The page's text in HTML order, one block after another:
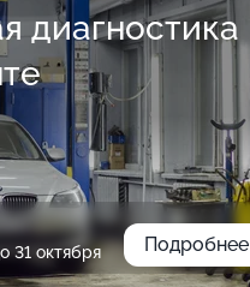
диагностика
31 октября
Подробнее